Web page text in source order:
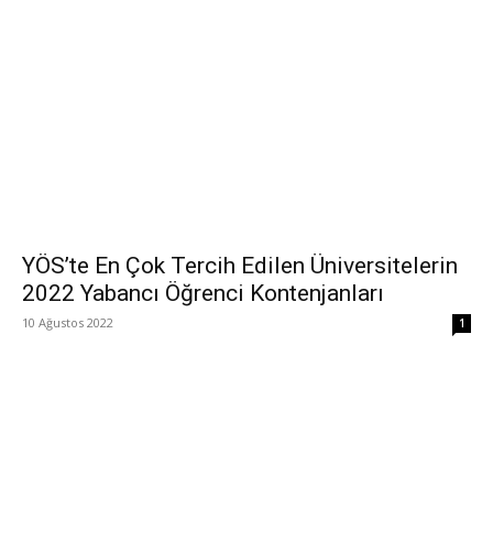
YÖS’te En Çok Tercih Edilen Üniversitelerin
2022 Yabancı Öğrenci Kontenjanları
10 Ağustos 2022 1